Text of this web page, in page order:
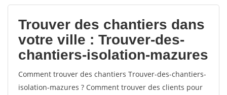
votes
Trouver des chantiers dans
votre ville : Trouver-des-
chantiers-isolation-mazures
Comment trouver des chantiers Trouver-des-chantiers-
isolation-mazures ? Comment trouver des clients pour